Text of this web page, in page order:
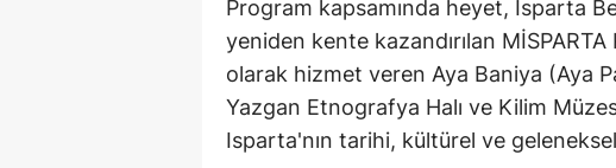
Program kapsamında heyet, Isparta
yeniden kente kazandırılan
olarak hizmet veren Aya Baniya (Aya
Yazgan Etnografya Halı ve Kilim
Isparta'nın tarihi, kültürel ve